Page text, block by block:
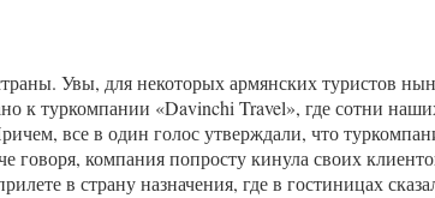
Увы, для некоторых армянских туристов
к туркомпании «Davinchi Travel», где сотни
все в один голос утверждали, что
компания попросту кинула своих
в страну назначения, где в гостиницах